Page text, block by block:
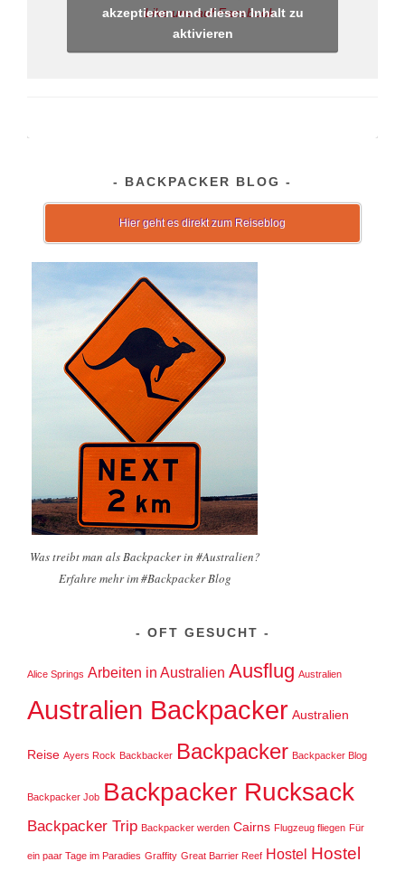
Like uns auf Facebook
akzeptieren und diesen Inhalt zu
aktivieren
BACKPACKER BLOG
Hier geht es direkt zum Reiseblog
Was treibt man als Backpacker in #Australien?
Erfahre mehr im #Backpacker Blog
OFT GESUCHT
Alice Springs Arbeiten in Australien Ausflug Australien
Australien Backpacker Australien
Reise Ayers Rock Backbacker Backpacker Backpacker Blog
Backpacker Job Backpacker Rucksack
Backpacker Trip Backpacker werden Cairns Flugzeug fliegen Für
ein paar Tage im Paradies Graffity Great Barrier Reef Hostel Hostel